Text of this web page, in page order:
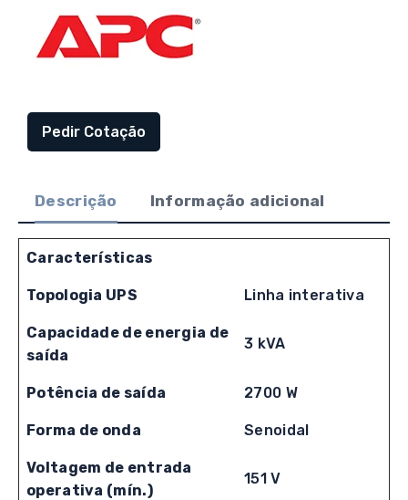
Pedir Cotação
Descrição Informação adicional
Características
Topologia UPS Linha interativa
Capacidade de energia de
saída
3 kVA
Potência de saída 2700 W
Forma de onda Senoidal
Voltagem de entrada
operativa (mín.)
151 V